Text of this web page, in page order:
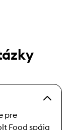
pre
Food spája